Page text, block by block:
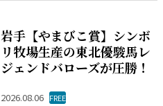
岩手【やまびこ賞】シンボ
リ牧場生産の東北優駿馬レ
ジェンドバローズが圧勝！
2026.08.06 FREE